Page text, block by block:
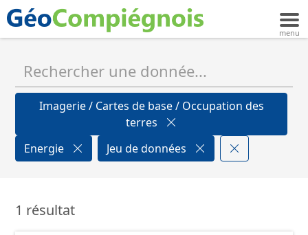
Imagerie / Cartes de base / Occupation des
terres
Energie
Jeu de données
1 résultat